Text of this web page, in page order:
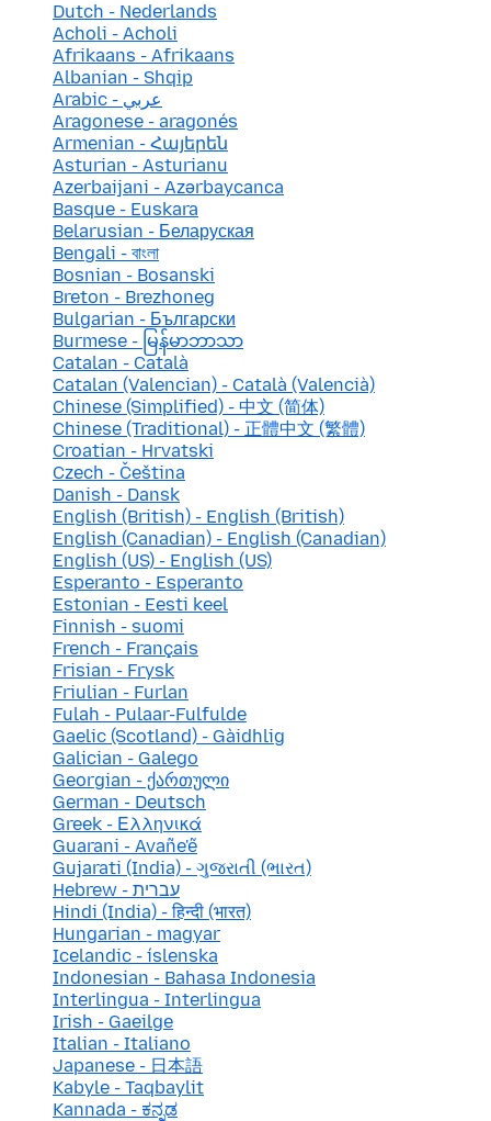
Dutch - Nederlands
Acholi - Acholi
Afrikaans - Afrikaans
Albanian - Shqip
Arabic - عربي
Aragonese - aragonés
Armenian - Հայերեն
Asturian - Asturianu
Azerbaijani - Azərbaycanca
Basque - Euskara
Belarusian - Беларуская
Bengali - বাংলা
Bosnian - Bosanski
Breton - Brezhoneg
Bulgarian - Български
Burmese - မြန်မာဘာသာ
Catalan - Català
Catalan (Valencian) - Català (Valencià)
Chinese (Simplified) - 中文 (简体)
Chinese (Traditional) - 正體中文 (繁體)
Croatian - Hrvatski
Czech - Čeština
Danish - Dansk
English (British) - English (British)
English (Canadian) - English (Canadian)
English (US) - English (US)
Esperanto - Esperanto
Estonian - Eesti keel
Finnish - suomi
French - Français
Frisian - Frysk
Friulian - Furlan
Fulah - Pulaar-Fulfulde
Gaelic (Scotland) - Gàidhlig
Galician - Galego
Georgian - ქართული
German - Deutsch
Greek - Ελληνικά
Guarani - Avañe'ẽ
Gujarati (India) - ગુજરાતી (ભારત)
Hebrew - עברית
Hindi (India) - हिन्दी (भारत)
Hungarian - magyar
Icelandic - íslenska
Indonesian - Bahasa Indonesia
Interlingua - Interlingua
Irish - Gaeilge
Italian - Italiano
Japanese - 日本語
Kabyle - Taqbaylit
Kannada - ಕನ್ನಡ